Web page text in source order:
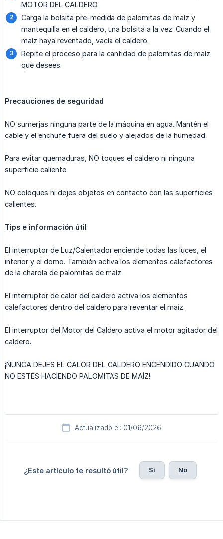
MOTOR DEL CALDERO.
Carga la bolsita pre-medida de palomitas de maíz y
mantequilla en el caldero, una bolsita a la vez. Cuando el
maíz haya reventado, vacía el caldero.
Repite el proceso para la cantidad de palomitas de maíz
que desees.
Precauciones de seguridad
NO sumerjas ninguna parte de la máquina en agua. Mantén el
cable y el enchufe fuera del suelo y alejados de la humedad.
Para evitar quemaduras, NO toques el caldero ni ninguna
superficie caliente.
NO coloques ni dejes objetos en contacto con las superficies
calientes.
Tips e información útil
El interruptor de Luz/Calentador enciende todas las luces, el
interior y el domo. También activa los elementos calefactores
de la charola de palomitas de maíz.
El interruptor de calor del caldero activa los elementos
calefactores dentro del caldero para reventar el maíz.
El interruptor del Motor del Caldero activa el motor agitador del
caldero.
¡NUNCA DEJES EL CALOR DEL CALDERO ENCENDIDO CUANDO
NO ESTÉS HACIENDO PALOMITAS DE MAÍZ!
Actualizado el: 01/06/2026
¿Este artículo te resultó útil? Sí No